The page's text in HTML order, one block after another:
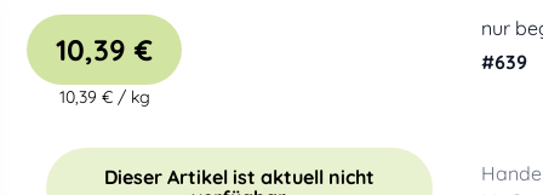
nur
#639
10,39 €
10,39 €/ kg
Dieser Artikel ist aktuell nicht